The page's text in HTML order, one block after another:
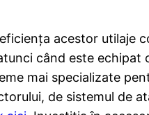
acestor utilaje
când este echipat
mai specializate
de sistemul de